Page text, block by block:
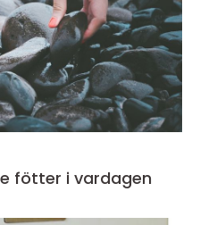
friskare fötter i vardagen